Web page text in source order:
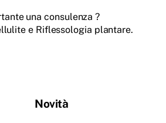
una consulenza ?
e Riflessologia plantare.
Novità